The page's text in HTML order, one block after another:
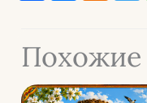
Похожие